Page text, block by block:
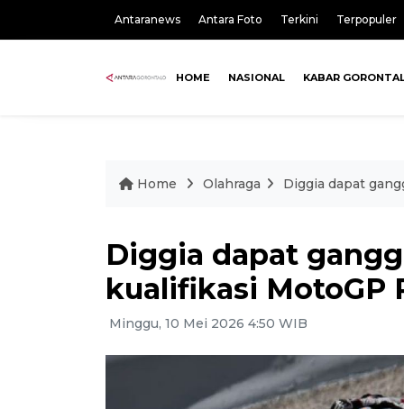
Antaranews Antara Foto Terkini Terpopuler
HOME NASIONAL KABAR
Home Olahraga Diggia dapat
Diggia dapat
kualifikasi MotoGP
Minggu, 10 Mei 2026 4:50 WIB